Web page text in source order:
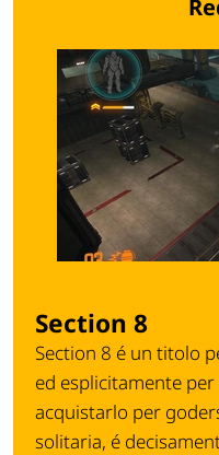
Section 8
Section 8 é un titolo
ed esplicitamente
acquistarlo per
solitaria, é